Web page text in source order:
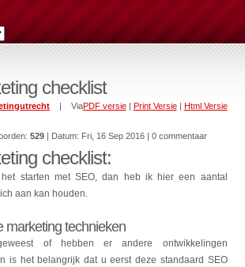
checklist
PDF versie| Print Versie| Html Versie
| Via
529 | Datum: Fri, 16 Sep 2016 | 0 commentaar
checklist:
starten met SEO, dan heb ik hier een aantal
aan kan houden.
marketing technieken
of hebben er andere ontwikkelingen
is het belangrijk dat u eerst deze standaard SEO